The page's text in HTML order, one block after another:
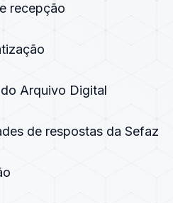
recepção
Arquivo Digital
de respostas da Sefaz